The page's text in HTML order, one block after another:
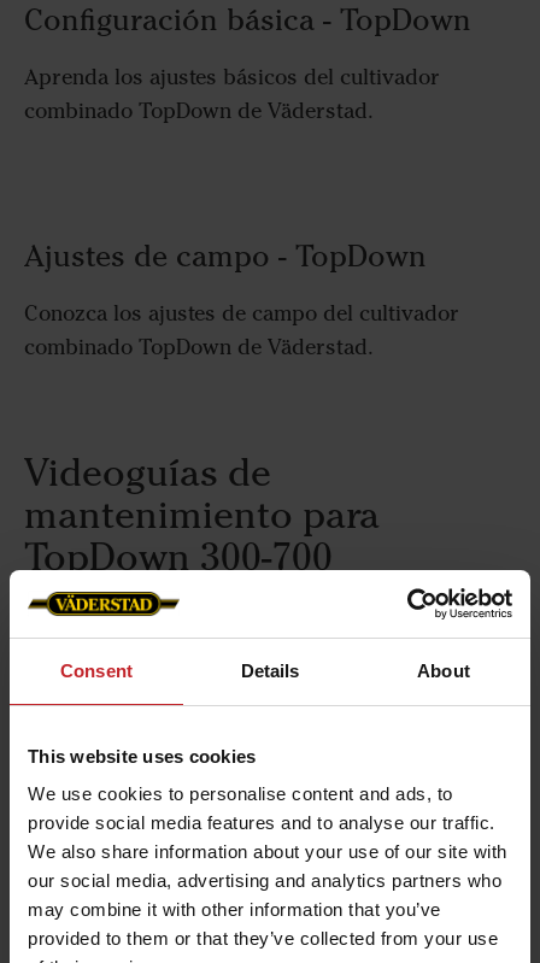
Consent Details About
This website uses cookies
We use cookies to personalise content and ads, to
provide social media features and to analyse our traffic.
We also share information about your use of our site with
our social media, advertising and analytics partners who
may combine it with other information that you’ve
provided to them or that they’ve collected from your use
Configuración básica - TopDown
Aprenda los ajustes básicos del cultivador
combinado TopDown de Väderstad.
Ajustes de campo - TopDown
Conozca los ajustes de campo del cultivador
combinado TopDown de Väderstad.
Videoguías de
mantenimiento para
TopDown 300-700
Los vídeos de mantenimiento le ayudarán a
mantener su Väderstad TopDown en perfectas
condiciones. Una máquina que se revisa con
regularidad dará mejores resultados y durará
más. Estos vídeos instructivos pueden ser desde
tutoriales en vídeo sobre cómo realizar el
mantenimiento de determinadas piezas de su
TopDown.
También le recomendamos que reserve su